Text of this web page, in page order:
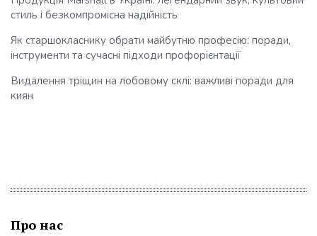
стиль і безкомпромісна надійність
Як старшокласнику обрати майбутню професію: поради,
інструменти та сучасні підходи профорієнтації
Видалення тріщин на лобовому склі: важливі поради для
киян
Про нас